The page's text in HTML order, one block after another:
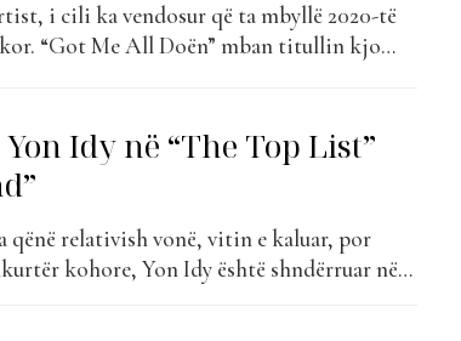
i cili ka vendosur që ta mbyllë 2020-të
“Got Me All Doën” mban titullin kjo
Idy në “The Top List”
relativish vonë, vitin e kaluar, por
kohore, Yon Idy është shndërruar në